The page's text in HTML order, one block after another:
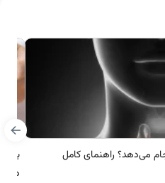
می‌دهد؟ راهنمای کامل